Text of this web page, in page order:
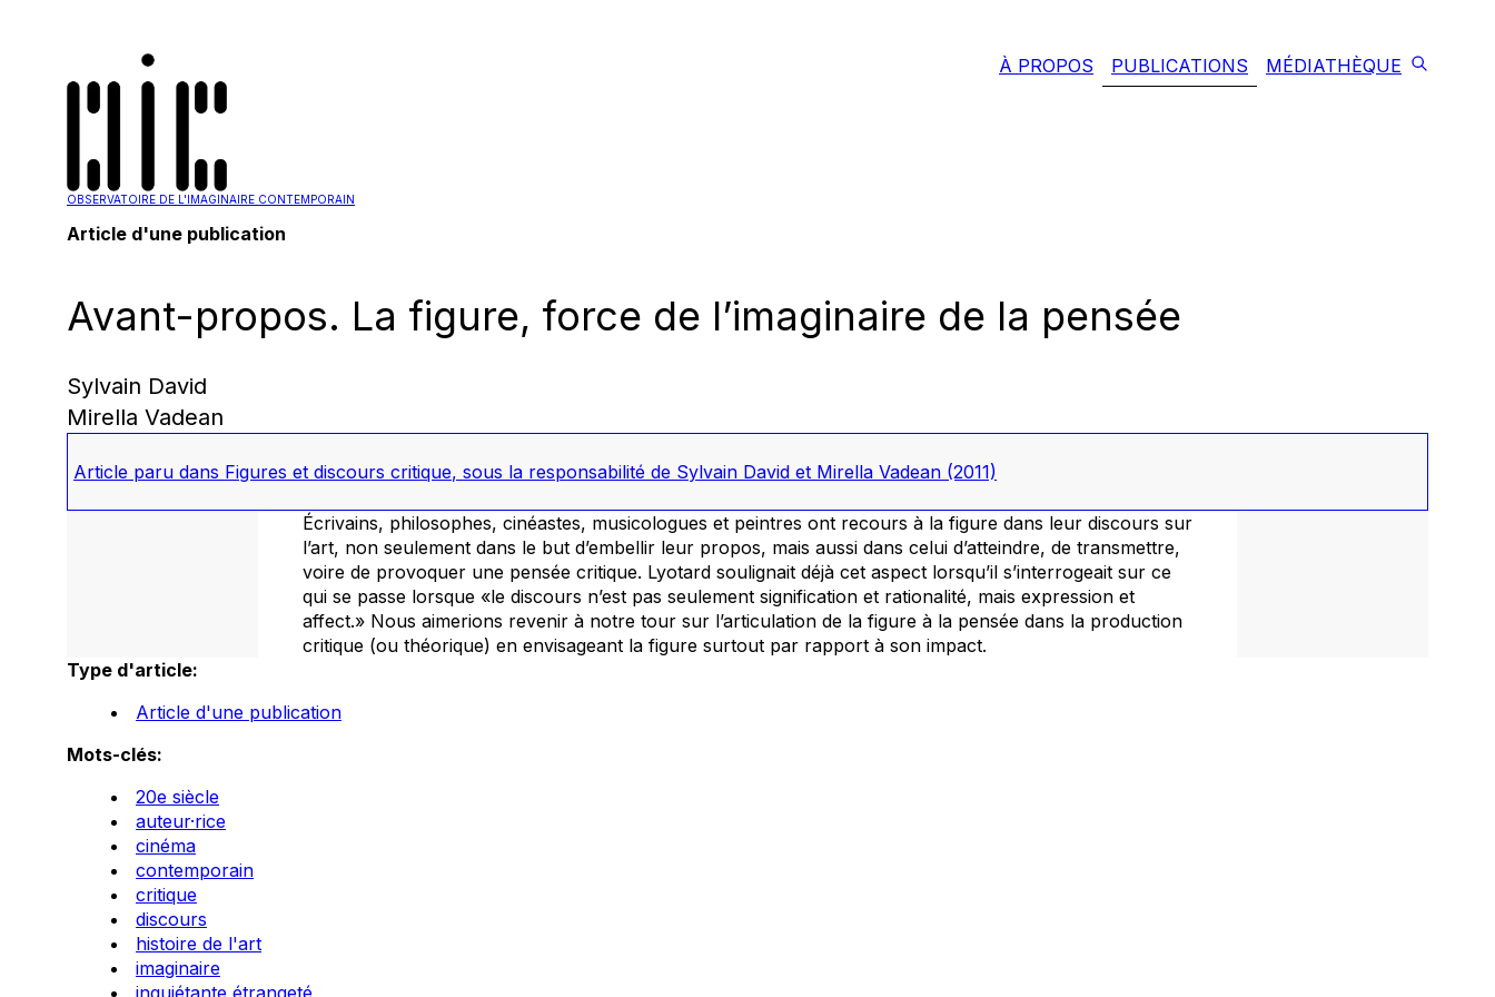
OBSERVATOIRE DE L'IMAGINAIRE CONTEMPORAIN
À PROPOS PUBLICATIONS MÉDIATHÈQUE
Article d'une publication
Avant-propos. La figure, force de l’imaginaire de la pensée
Sylvain David
Mirella Vadean
Article paru dans Figures et discours critique, sous la responsabilité de Sylvain David et Mirella Vadean (2011)
Écrivains, philosophes, cinéastes, musicologues et peintres ont recours à la figure dans leur discours sur
l’art, non seulement dans le but d’embellir leur propos, mais aussi dans celui d’atteindre, de transmettre,
voire de provoquer une pensée critique. Lyotard soulignait déjà cet aspect lorsqu’il s’interrogeait sur ce
qui se passe lorsque «le discours n’est pas seulement signification et rationalité, mais expression et
affect.» Nous aimerions revenir à notre tour sur l’articulation de la figure à la pensée dans la production
critique (ou théorique) en envisageant la figure surtout par rapport à son impact.
Type d'article:
Article d'une publication
Mots-clés:
20e siècle
auteur·rice
cinéma
contemporain
critique
discours
histoire de l'art
imaginaire
inquiétante étrangeté